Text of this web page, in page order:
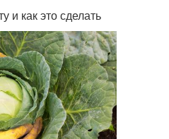
и как это сделать